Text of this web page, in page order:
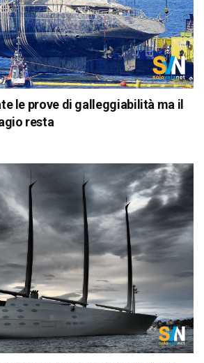
le prove di galleggiabilità ma il
resta